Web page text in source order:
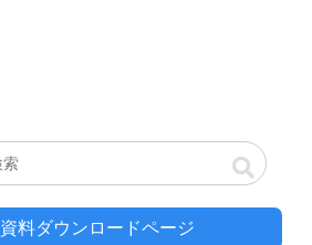
資料ダウンロードページ